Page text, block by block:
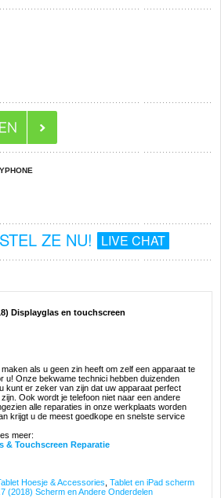
ZE NU! LIVE CHAT
Displayglas en touchscreen
als u geen zin heeft om zelf een apparaat te
u! Onze bekwame technici hebben duizenden
kunt er zeker van zijn dat uw apparaat perfect
Ook wordt je telefoon niet naar een andere
alle reparaties in onze werkplaats worden
krijgt u de meest goedkope en snelste service
meer:
& Touchscreen Reparatie
Hoesje & Accessories Tablet en iPad scherm
(2018) Scherm en Andere Onderdelen